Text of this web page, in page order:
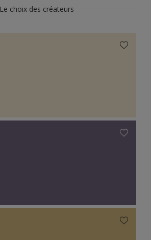
Le choix des créateurs